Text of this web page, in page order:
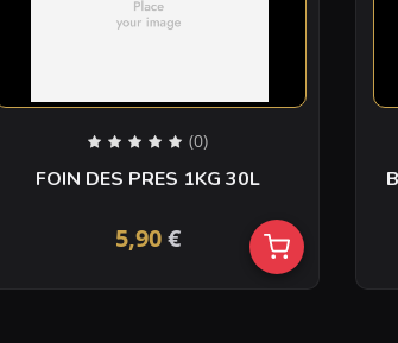
(0)
FOIN DES PRES 1KG 30L
5,90€